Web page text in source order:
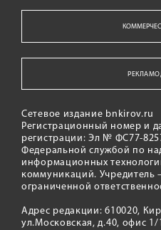
Сетевое издание bnkirov.ru
Регистрационный номер и
регистрации: Эл № ФС77-
Федеральной службой по
информационных
коммуникаций. Учредитель
ограниченной
Адрес редакции: 610020,
ул.Московская, д.40, офис 1/